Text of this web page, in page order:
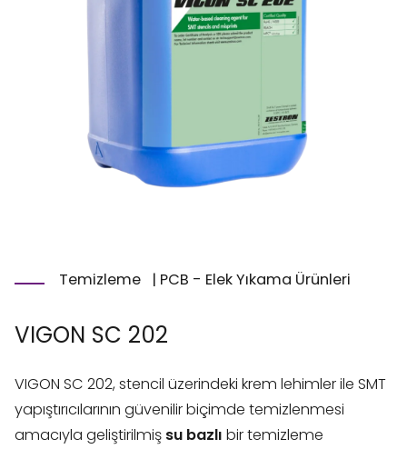
Temizleme | PCB - Elek Yıkama Ürünleri
VIGON SC 202
VIGON SC 202, stencil üzerindeki krem lehimler ile SMT
yapıştırıcılarının güvenilir biçimde temizlenmesi
amacıyla geliştirilmiş su bazlı bir temizleme